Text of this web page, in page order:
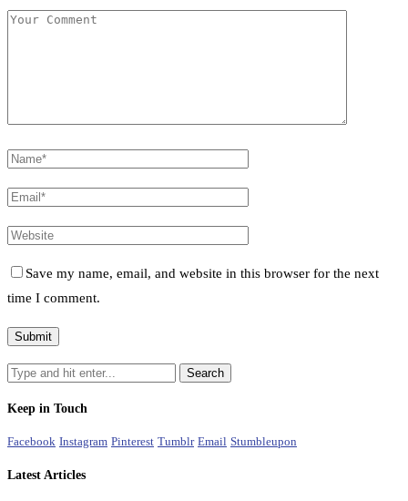
Save my name, email, and website in this browser for the next
time I comment.
Keep in Touch
Facebook Instagram Pinterest Tumblr Email Stumbleupon
Latest Articles